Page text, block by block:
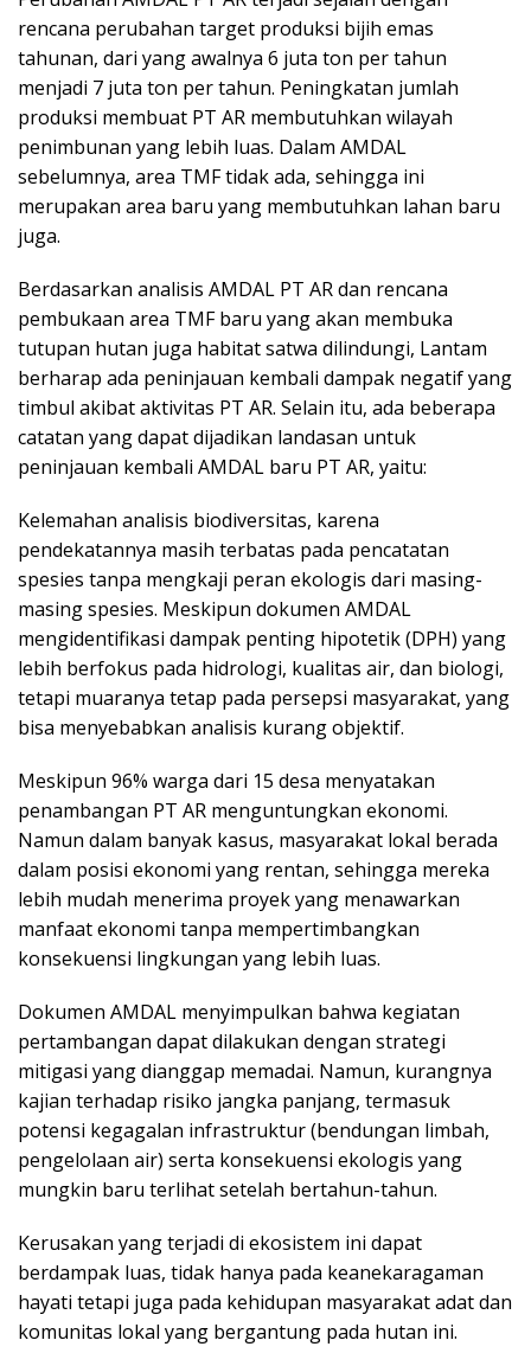
rencana perubahan target produksi bijih emas
tahunan, dari yang awalnya 6 juta ton per tahun
menjadi 7 juta ton per tahun. Peningkatan jumlah
produksi membuat PT AR membutuhkan wilayah
penimbunan yang lebih luas. Dalam AMDAL
sebelumnya, area TMF tidak ada, sehingga ini
merupakan area baru yang membutuhkan lahan baru
juga.
Berdasarkan analisis AMDAL PT AR dan rencana
pembukaan area TMF baru yang akan membuka
tutupan hutan juga habitat satwa dilindungi, Lantam
berharap ada peninjauan kembali dampak negatif yang
timbul akibat aktivitas PT AR. Selain itu, ada beberapa
catatan yang dapat dijadikan landasan untuk
peninjauan kembali AMDAL baru PT AR, yaitu:
Kelemahan analisis biodiversitas, karena
pendekatannya masih terbatas pada pencatatan
spesies tanpa mengkaji peran ekologis dari masing-
masing spesies. Meskipun dokumen AMDAL
mengidentifikasi dampak penting hipotetik (DPH) yang
lebih berfokus pada hidrologi, kualitas air, dan biologi,
tetapi muaranya tetap pada persepsi masyarakat, yang
bisa menyebabkan analisis kurang objektif.
Meskipun 96% warga dari 15 desa menyatakan
penambangan PT AR menguntungkan ekonomi.
Namun dalam banyak kasus, masyarakat lokal berada
dalam posisi ekonomi yang rentan, sehingga mereka
lebih mudah menerima proyek yang menawarkan
manfaat ekonomi tanpa mempertimbangkan
konsekuensi lingkungan yang lebih luas.
Dokumen AMDAL menyimpulkan bahwa kegiatan
pertambangan dapat dilakukan dengan strategi
mitigasi yang dianggap memadai. Namun, kurangnya
kajian terhadap risiko jangka panjang, termasuk
potensi kegagalan infrastruktur (bendungan limbah,
pengelolaan air) serta konsekuensi ekologis yang
mungkin baru terlihat setelah bertahun-tahun.
Kerusakan yang terjadi di ekosistem ini dapat
berdampak luas, tidak hanya pada keanekaragaman
hayati tetapi juga pada kehidupan masyarakat adat dan
komunitas lokal yang bergantung pada hutan ini.